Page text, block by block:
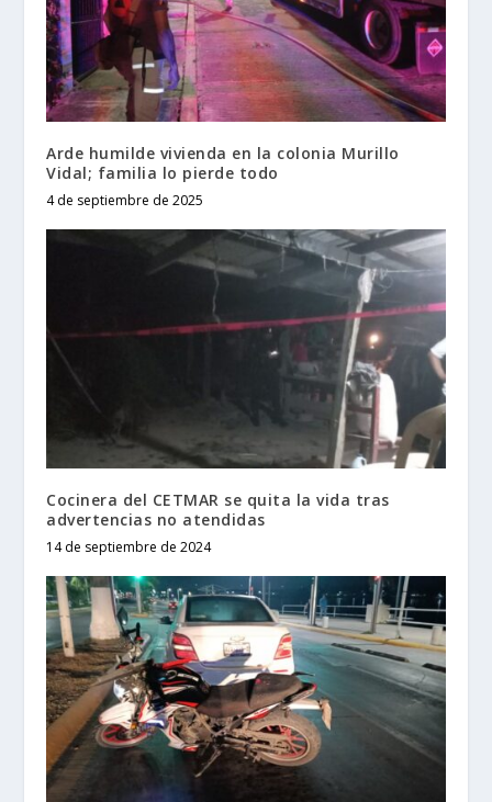
Arde humilde vivienda en la colonia Murillo
Vidal; familia lo pierde todo
4 de septiembre de 2025
Cocinera del CETMAR se quita la vida tras
advertencias no atendidas
14 de septiembre de 2024